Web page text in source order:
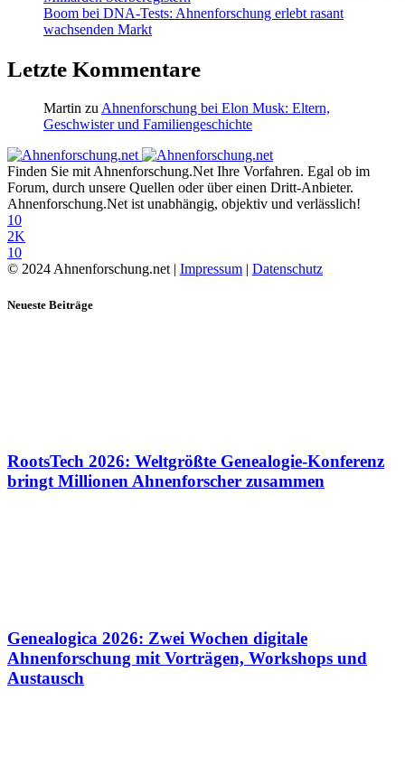
Boom bei DNA-Tests: Ahnenforschung erlebt rasant
wachsenden Markt
Letzte Kommentare
Martin zu Ahnenforschung bei Elon Musk: Eltern,
Geschwister und Familiengeschichte
Finden Sie mit Ahnenforschung.Net Ihre Vorfahren. Egal ob im
Forum, durch unsere Quellen oder über einen Dritt-Anbieter.
Ahnenforschung.Net ist unabhängig, objektiv und verlässlich!
10
2K
10
© 2024 Ahnenforschung.net | Impressum | Datenschutz
Neueste Beiträge
RootsTech 2026: Weltgrößte Genealogie-Konferenz
bringt Millionen Ahnenforscher zusammen
Genealogica 2026: Zwei Wochen digitale
Ahnenforschung mit Vorträgen, Workshops und
Austausch